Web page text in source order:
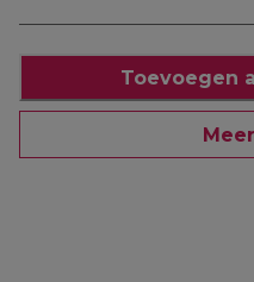
Toevoegen